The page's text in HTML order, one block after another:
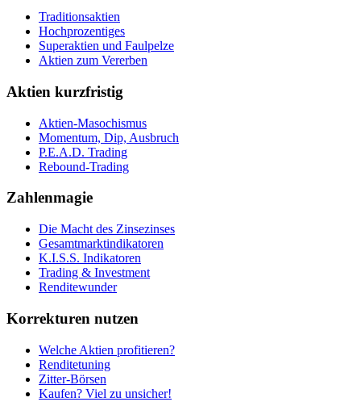
Traditionsaktien
Hochprozentiges
Superaktien und Faulpelze
Aktien zum Vererben
Aktien kurzfristig
Aktien-Masochismus
Momentum, Dip, Ausbruch
P.E.A.D. Trading
Rebound-Trading
Zahlenmagie
Die Macht des Zinsezinses
Gesamtmarktindikatoren
K.I.S.S. Indikatoren
Trading & Investment
Renditewunder
Korrekturen nutzen
Welche Aktien profitieren?
Renditetuning
Zitter-Börsen
Kaufen? Viel zu unsicher!